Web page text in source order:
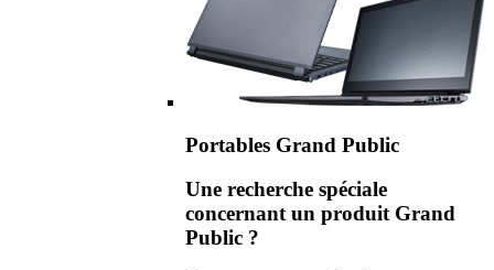
Portables Grand Public
Une recherche spéciale
concernant un produit Grand
Public ?